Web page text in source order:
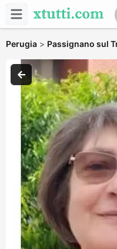
Perugia > Passignano sul